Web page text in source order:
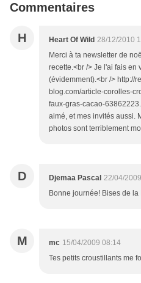
Commentaires
H Heart Of Wild 28/12/2010
Merci à ta newsletter de
recette.<br /> Je l'ai fais en
(évidemment).<br /> http://
blog.com/article-corolles-
faux-gras-cacao-
aimé, et mes invités aussi.
photos sont terriblement
D Djemaa Pascal 22/04/
Bonne journée! Bises de la
M mc 15/04/2009 08:14
Tes petits croustillants me